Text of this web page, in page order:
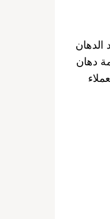
الدهان
دهان